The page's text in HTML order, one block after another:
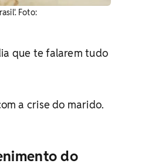
Foto:
que te falarem tudo
a crise do marido.
do